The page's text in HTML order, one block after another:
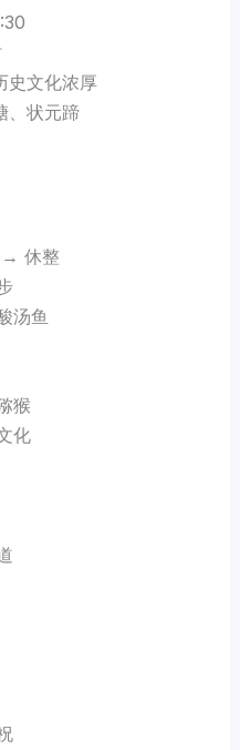
史文化浓厚
、状元蹄
→ 休整
汤鱼
猴
化